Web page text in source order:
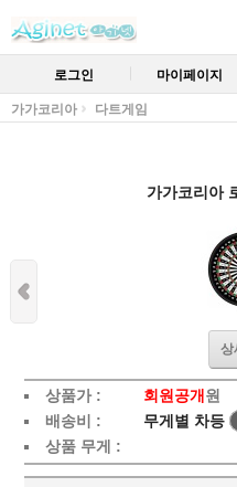
로그인 마이페이지
가가코리아 다트게임
가가코리아
상
상품가 : 회원공개 원
배송비 :
무게별 차등
상품 무게 :